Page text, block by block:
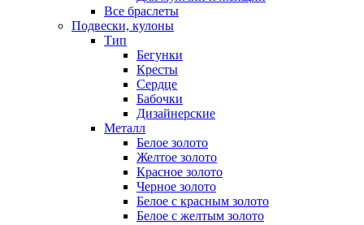
Все браслеты
Подвески, кулоны
Тип
Бегунки
Кресты
Сердце
Бабочки
Дизайнерские
Металл
Белое золото
Желтое золото
Красное золото
Черное золото
Белое с красным золото
Белое с желтым золото